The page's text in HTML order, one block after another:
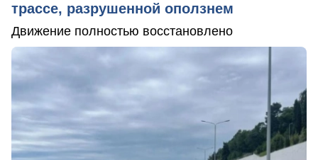
трассе, разрушенной оползнем
Движение полностью восстановлено